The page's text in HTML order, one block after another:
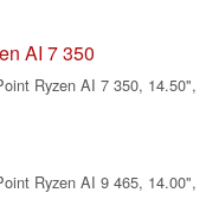
AI 7 350
Ryzen AI 7 350, 14.50",
Ryzen AI 9 465, 14.00",